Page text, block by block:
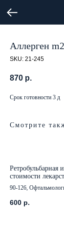
Аллерген
SKU: 21-245
870 р.
Срок готовности 3 д
Смотрите
Ретробульбарная
стоимости
90-126,
600 р.